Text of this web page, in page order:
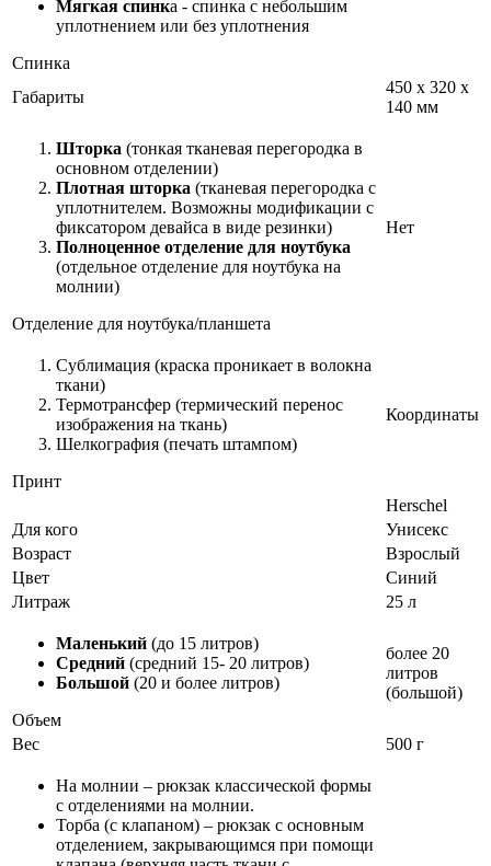
Мягкая спинка - спинка с небольшим
уплотнением или без уплотнения
Спинка
Габариты
450 x 320 x
140 мм
Шторка (тонкая тканевая перегородка в
основном отделении)
Плотная шторка (тканевая перегородка с
уплотнителем. Возможны модификации с
фиксатором девайса в виде резинки)
Полноценное отделение для ноутбука
(отдельное отделение для ноутбука на
молнии)
Отделение для ноутбука/планшета
Нет
Сублимация (краска проникает в волокна
ткани)
Термотрансфер (термический перенос
изображения на ткань)
Шелкография (печать штампом)
Принт
Координаты
Herschel
Для кого
Унисекс
Возраст
Взрослый
Цвет
Синий
Литраж
25 л
Маленький (до 15 литров)
Средний (средний 15- 20 литров)
Большой (20 и более литров)
Объем
более 20
литров
(большой)
Вес 500 г
На молнии – рюкзак классической формы
с отделениями на молнии.
Торба (с клапаном) – рюкзак с основным
отделением, закрывающимся при помощи